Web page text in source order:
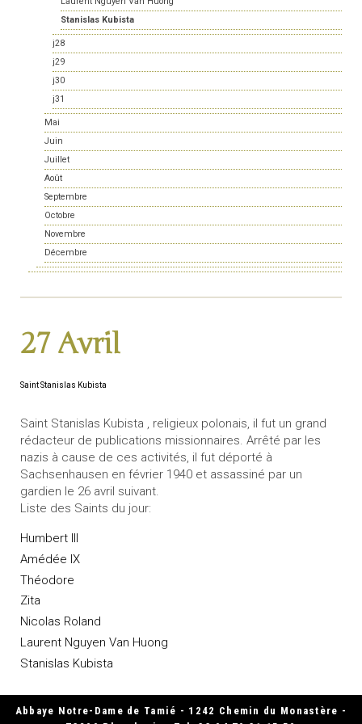
Stanislas Kubista
j28
j29
j30
j31
Mai
Juin
Juillet
Août
Septembre
Octobre
Novembre
Décembre
27 Avril
Saint Stanislas Kubista
Saint Stanislas Kubista , religieux polonais, il fut un grand
rédacteur de publications missionnaires. Arrêté par les
nazis à cause de ces activités, il fut déporté à
Sachsenhausen en février 1940 et assassiné par un
gardien le 26 avril suivant.
Liste des Saints du jour:
Humbert III
Amédée IX
Théodore
Zita
Nicolas Roland
Laurent Nguyen Van Huong
Stanislas Kubista
Abbaye Notre-Dame de Tamié - 1242 Chemin du Monastère -